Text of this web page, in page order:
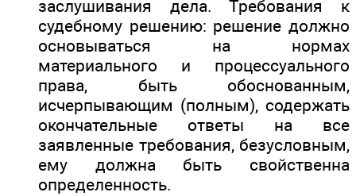
заслушивания дела. Требования к
судебному решению: решение должно
основываться на нормах
материального и процессуального
права, быть обоснованным,
исчерпывающим (полным), содержать
окончательные ответы на все
заявленные требования, безусловным,
ему должна быть свойственна
определенность.